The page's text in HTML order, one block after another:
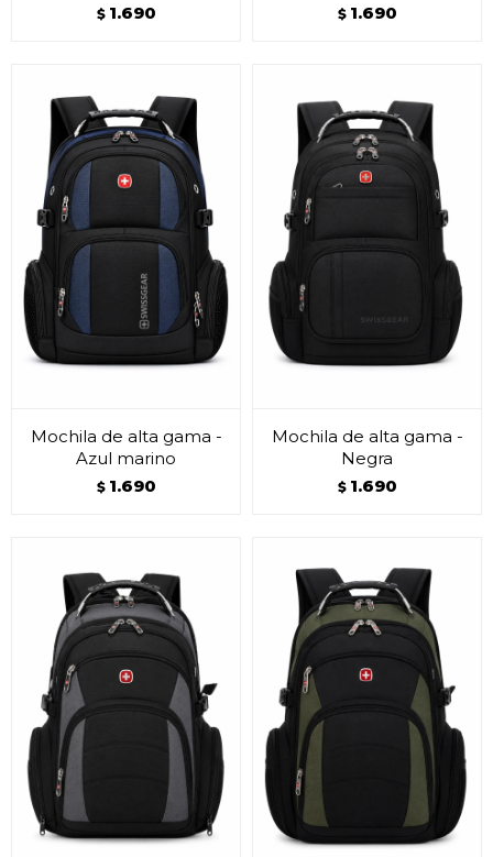
$ 1.690 $ 1.690
Mochila de alta gama -
Azul marino
$ 1.690
Mochila de alta gama -
Negra
$ 1.690